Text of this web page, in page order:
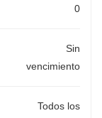
0
Sin
vencimiento
Todos los